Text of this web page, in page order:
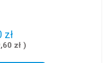
zł
zł )